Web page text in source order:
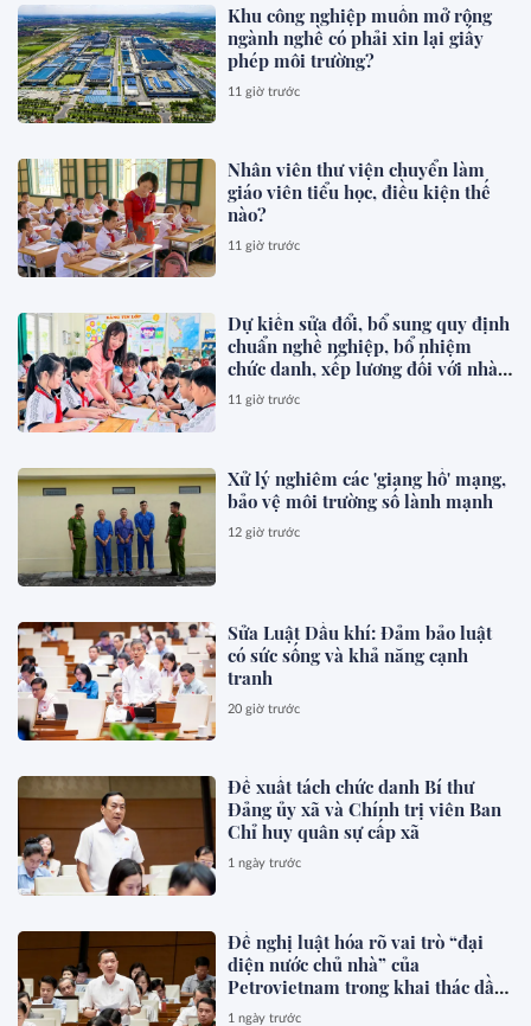
Khu công nghiệp muốn mở rộng
ngành nghề có phải xin lại giấy
phép môi trường?
11 giờ trước
Nhân viên thư viện chuyển làm
giáo viên tiểu học, điều kiện thế
nào?
11 giờ trước
Dự kiến sửa đổi, bổ sung quy định
chuẩn nghề nghiệp, bổ nhiệm
chức danh, xếp lương đối với nhà
giáo
11 giờ trước
Xử lý nghiêm các 'giang hồ' mạng,
bảo vệ môi trường số lành mạnh
12 giờ trước
Sửa Luật Dầu khí: Đảm bảo luật
có sức sống và khả năng cạnh
tranh
20 giờ trước
Đề xuất tách chức danh Bí thư
Đảng ủy xã và Chính trị viên Ban
Chỉ huy quân sự cấp xã
1 ngày trước
Đề nghị luật hóa rõ vai trò “đại
diện nước chủ nhà” của
Petrovietnam trong khai thác dầu
khí
1 ngày trước